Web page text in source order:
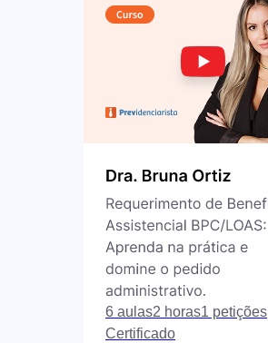
6 aulas2 horas1 petições
Certificado